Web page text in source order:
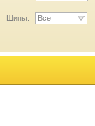
Шипы: Все